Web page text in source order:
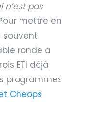
n’est pas
mettre en
souvent
ronde a
ETI déjà
programmes
Cheops